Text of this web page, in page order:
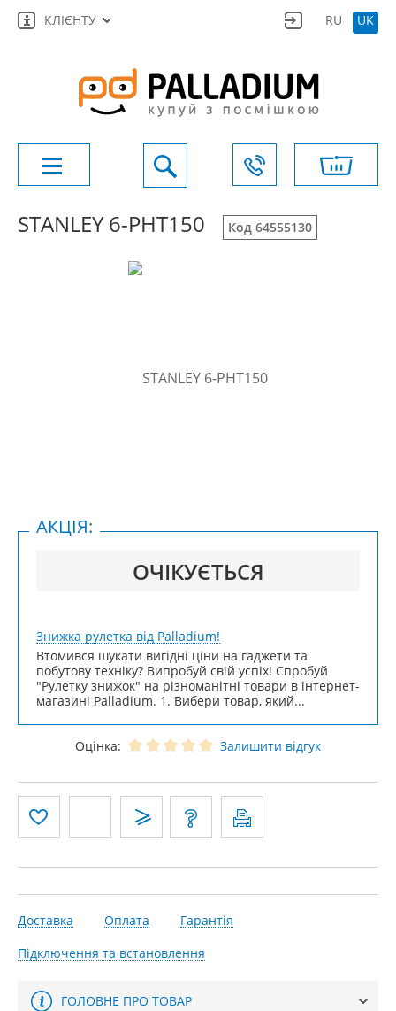
КЛІЄНТУ RU UK
STANLEY 6-PHT150 Код 64555130
ОЧІКУЄТЬСЯ
АКЦІЯ:
Знижка рулетка від Palladium!
Втомився шукати вигідні ціни на гаджети та
побутову техніку? Випробуй свій успіх! Спробуй
"Рулетку знижок" на різноманітні товари в інтернет-
магазині Palladium. 1. Вибери товар, який...
Оцінка: Залишити відгук
Доставка Оплата
Гарантія
Підключення та встановлення
ГОЛОВНЕ ПРО ТОВАР